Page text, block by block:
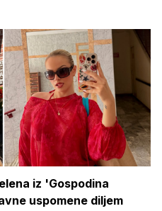
iz 'Gospodina
uspomene diljem